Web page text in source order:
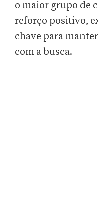
o maior grupo de
reforço positivo,
chave para
com a busca.